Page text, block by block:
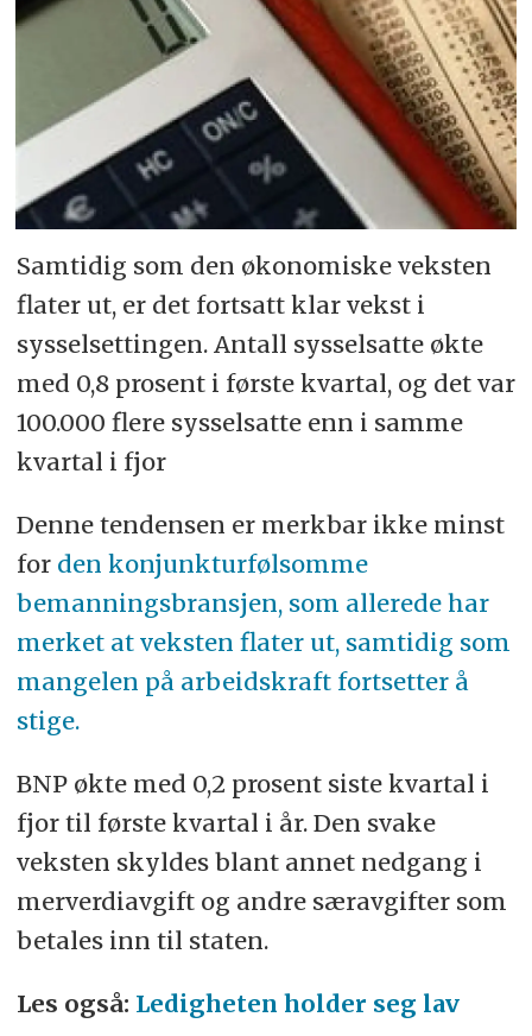
Samtidig som den økonomiske veksten
flater ut, er det fortsatt klar vekst i
sysselsettingen. Antall sysselsatte økte
med 0,8 prosent i første kvartal, og det var
100.000 flere sysselsatte enn i samme
kvartal i fjor
Denne tendensen er merkbar ikke minst
for den konjunkturfølsomme
bemanningsbransjen, som allerede har
merket at veksten flater ut, samtidig som
mangelen på arbeidskraft fortsetter å
stige.
BNP økte med 0,2 prosent siste kvartal i
fjor til første kvartal i år. Den svake
veksten skyldes blant annet nedgang i
merverdiavgift og andre særavgifter som
betales inn til staten.
Les også: Ledigheten holder seg lav